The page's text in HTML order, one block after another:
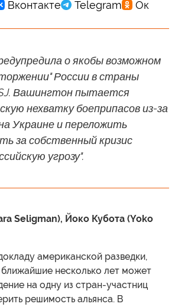
о якобы возможном
России в страны
Вашингтон пытается
нехватку боеприпасов из-за
Украине и переложить
за собственный кризис
угрозу".
Seligman), Йоко Кубота (Yoko
американской разведки,
несколько лет может
на одну из стран-участниц
решимость альянса. В